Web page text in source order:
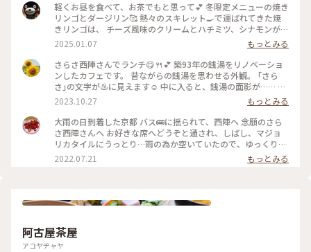
軽くお昼を食べて、お茶でもと思って💕 冬限定メニューの焼き
リンゴとダージリン🥰 熱々のスキレット🍳で運ばれてきた焼
きリンゴは、 チーズ風味のクリームとハチミツ、シナモンがた
っぷり💕 シナモンが苦手な人は、ダメなくらいな量です😅
甘〜いりんご🍎は、紅茶ですね😋 古い建物の割には明るいな
ぁと上を見ると、 ガラス張りの天井が室内を明るく照らして
ました✨ お店の中も雰囲気が良くって、また行きたいなぁ🥰 #
ぽかぽか #散策 #レトロ #お茶の時間
2025.01.07
もっとみる
さらさ西陣さんでランチ😋🍴💕 築93年の銭湯をリノベーショ
ンしたカフェです。 昔ながらの銭湯を思わせる外観。 ｢さら
さ｣の文字が♨️に見えます☺️ 中に入ると、銭湯の面影が…… 中
心には番台の名残があり、奥には元々男湯と女湯で仕切られて
いた壁が半分くらい残っています。 高い天井からは光が差し込
み、和製マジョリカタイルが全面に貼られていてとっても綺麗
✨ このマジョリカタイルを見たくてここに来ました💓 ランチ
は、トルコライスがイチ押しのようですがかなりボリュームあ
りそうだったので唐揚げランチにしました。 絵になる店内、
綾瀬はるかさんのカレンダーや映画｢ぼくは明日、昨日のきみ
2023.10.27
もっとみる
大雨の日到着した京都 バス🚌に揺られて、西陣へ 念願のさら
さ西陣さんへ お好きな席へどうぞと通され、しばし、マジョ
リカタイルにうっとり…雨の為か空いていたので、ゆっくり鑑
賞して、ランチも済ませ、この後船岡温泉♨️へ 撮影は出来ませ
んでしたが、マジョリカタイルが素晴らしい、良い温泉でし
2022.07.21 もっとみる
阿古屋茶屋
アコヤヂャヤ